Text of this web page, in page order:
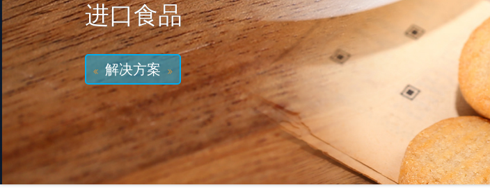
进口食品
解决方案